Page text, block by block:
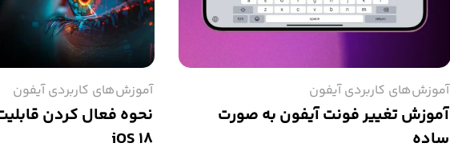
آموزش‌های کاربردی آیفون
آموزش تغییر فونت آیفون به صورت
ساده
آموزش‌های کاربردی آیفون
iOS 18